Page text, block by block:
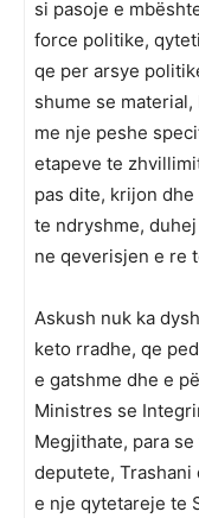
si pasoje e
force politike,
qe per arsye
shume se
me nje peshe
etapeve te
pas dite, krijon
te ndryshme,
ne qeverisjen e re
Askush nuk ka
keto rradhe, qe
e gatshme dhe e
Ministres se
Megjithate, para
deputete,
e nje qytetareje te